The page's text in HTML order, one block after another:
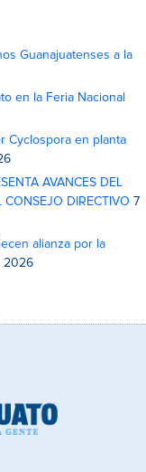
Guanajuatenses a la
en la Feria Nacional
Cyclospora en planta
AVANCES DEL
DIRECTIVO 7
alianza por la
2026